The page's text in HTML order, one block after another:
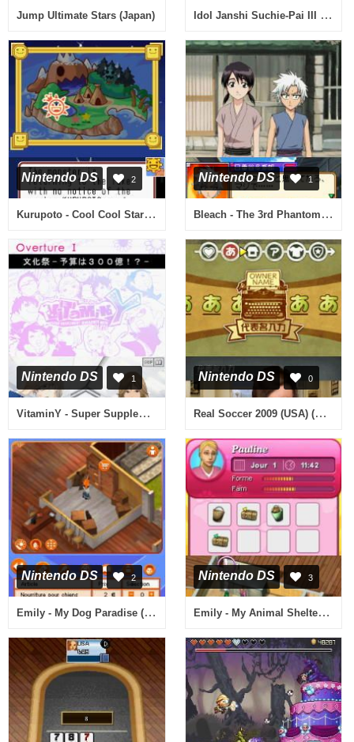
Jump Ultimate Stars (Japan) Idol Janshi Suchie-Pai III Remix (Japan)
Nintendo DS 2
Kurupoto - Cool Cool Stars (USA)
Nintendo DS 1
Bleach - The 3rd Phantom (Japan)
Nintendo DS 1
VitaminY - Super Supplement Minigames with B6 & T6 (Japan)
Nintendo DS 0
Real Soccer 2009 (USA) (En,Fr,Es)
Nintendo DS 2
Emily - My Dog Paradise (Europe) (En,Fr,It)
Nintendo DS 3
Emily - My Animal Shelter (Europe) (En,Fr,It)